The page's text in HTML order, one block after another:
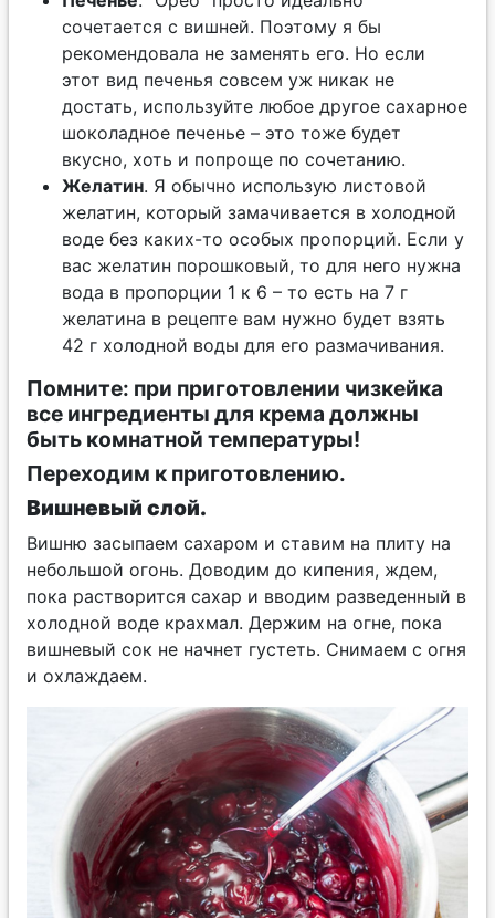
сочетается с вишней. Поэтому я бы
рекомендовала не заменять его. Но если
этот вид печенья совсем уж никак не
достать, используйте любое другое сахарное
шоколадное печенье – это тоже будет
вкусно, хоть и попроще по сочетанию.
Желатин. Я обычно использую листовой
желатин, который замачивается в холодной
воде без каких-то особых пропорций. Если у
вас желатин порошковый, то для него нужна
вода в пропорции 1 к 6 – то есть на 7 г
желатина в рецепте вам нужно будет взять
42 г холодной воды для его размачивания.
Помните: при приготовлении чизкейка
все ингредиенты для крема должны
быть комнатной температуры!
Переходим к приготовлению.
Вишневый слой.
Вишню засыпаем сахаром и ставим на плиту на
небольшой огонь. Доводим до кипения, ждем,
пока растворится сахар и вводим разведенный в
холодной воде крахмал. Держим на огне, пока
вишневый сок не начнет густеть. Снимаем с огня
и охлаждаем.